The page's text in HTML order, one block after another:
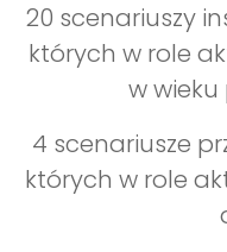
20 scenariuszy
których w role
w
4 scenariusze
których w role